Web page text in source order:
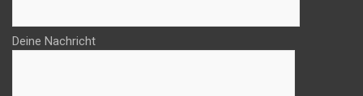
Deine Nachricht